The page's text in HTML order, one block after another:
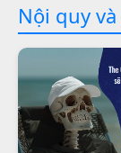
Nội quy